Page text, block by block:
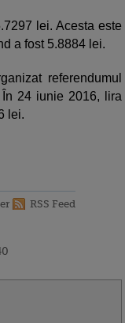
lei. Acesta este
a fost 5.8884 lei.
referendumul
24 iunie 2016, lira
lei.
RSS Feed